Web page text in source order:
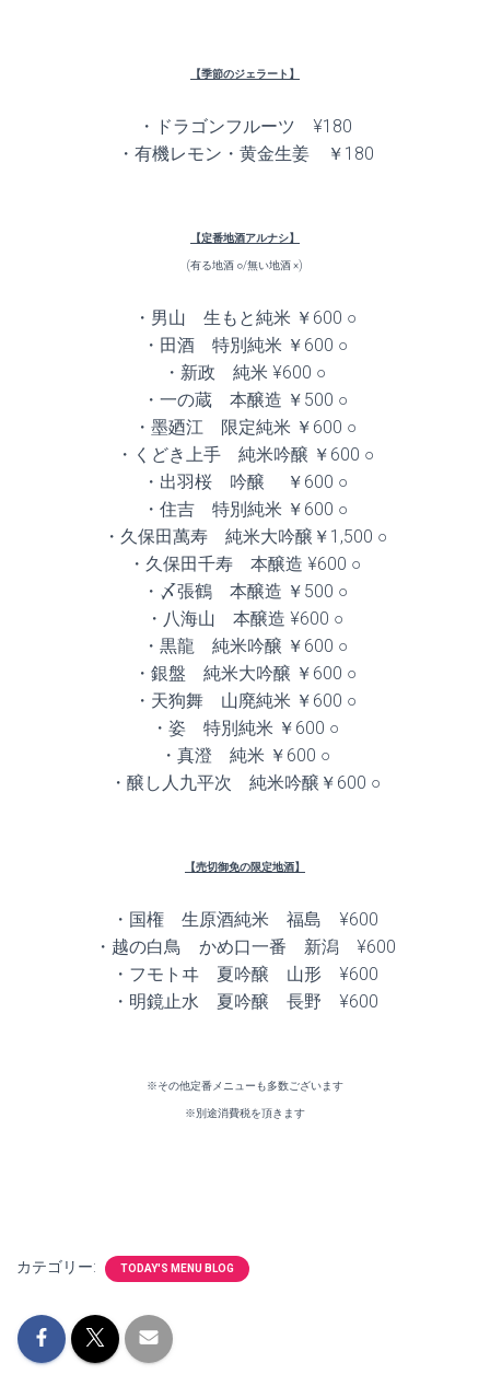
【季節のジェラート】
・ドラゴンフルーツ ¥180
・有機レモン・黄金生姜 ￥180
【定番地酒アルナシ】
(有る地酒 ○/無い地酒 ×)
・男山 生もと純米 ￥600 ○
・田酒 特別純米 ￥600 ○
・新政 純米 ¥600 ○
・一の蔵 本醸造 ￥500 ○
・墨廼江 限定純米 ￥600 ○
・くどき上手 純米吟醸 ￥600 ○
・出羽桜 吟醸 ￥600 ○
・住吉 特別純米 ￥600 ○
・久保田萬寿 純米大吟醸￥1,500 ○
・久保田千寿 本醸造 ¥600 ○
・〆張鶴 本醸造 ￥500 ○
・八海山 本醸造 ¥600 ○
・黒龍 純米吟醸 ￥600 ○
・銀盤 純米大吟醸 ￥600 ○
・天狗舞 山廃純米 ￥600 ○
・姿 特別純米 ￥600 ○
・真澄 純米 ￥600 ○
・醸し人九平次 純米吟醸￥600 ○
【売切御免の限定地酒】
・国権 生原酒純米 福島 ¥600
・越の白鳥 かめ口一番 新潟 ¥600
・フモトヰ 夏吟醸 山形 ¥600
・明鏡止水 夏吟醸 長野 ¥600
※その他定番メニューも多数ございます
※別途消費税を頂きます
カテゴリー: TODAY'S MENU BLOG